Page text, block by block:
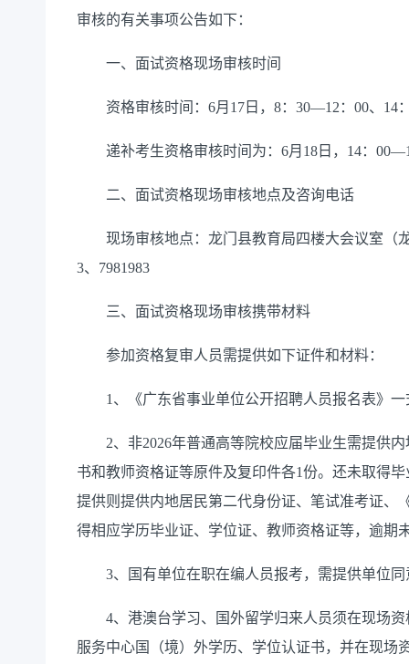
审核的有关事项公告如下：
一、面试资格现场审核时间
资格审核时间：6月17日，8：30—12：00、14
递补考生资格审核时间为：6月18日，14：
二、面试资格现场审核地点及咨询电话
现场审核地点：龙门县教育局四楼大会议室（龙
3、7981983
三、面试资格现场审核携带材料
参加资格复审人员需提供如下证件和材料：
1、《广东省事业单位公开招聘人员报名表》一
2、非2026年普通高等院校应届毕业生需提供内
书和教师资格证等原件及复印件各1份。还未取得
提供则提供内地居民第二代身份证、笔试准考证、
得相应学历毕业证、学位证、教师资格证等，逾期
3、国有单位在职在编人员报考，需提供单位同
4、港澳台学习、国外留学归来人员须在现场资
服务中心国（境）外学历、学位认证书，并在现场